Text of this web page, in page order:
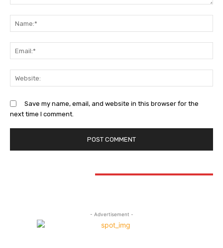
Save my name, email, and website in this browser for the
next time I comment.
- Advertisement -